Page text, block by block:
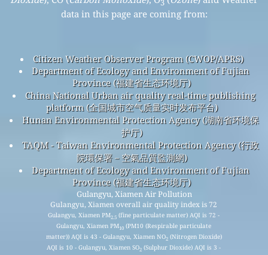
3
data in this page are coming from:
Citizen Weather Observer Program (CWOP/APRS)
Department of Ecology and Environment of Fujian
Province (福建省生态环境厅)
China National Urban air quality real-time publishing
platform (全国城市空气质量实时发布平台)
Hunan Environmental Protection Agency (湖南省环境保
护厅)
TAQM - Taiwan Environmental Protection Agency (行政
院環保署－空氣品質監測網)
Department of Ecology and Environment of Fujian
Province (福建省生态环境厅)
Gulangyu, Xiamen Air Pollution
Gulangyu, Xiamen overall air quality index is 72
Gulangyu, Xiamen PM2.5 (fine particulate matter) AQI is 72 -
Gulangyu, Xiamen PM10 (PM10 (Respirable particulate
matter)) AQI is 43 - Gulangyu, Xiamen NO2(Nitrogen Dioxide)
AQI is 10 - Gulangyu, Xiamen SO2 (Sulphur Dioxide) AQI is 3 -